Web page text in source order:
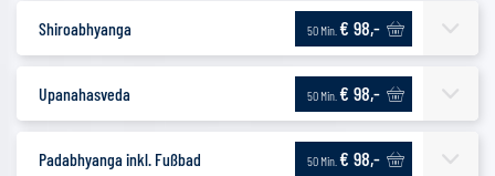
Shiroabhyanga 50 Min. € 98,-
Upanahasveda 50 Min. € 98,-
Padabhyanga inkl. Fußbad 50 Min. € 98,-